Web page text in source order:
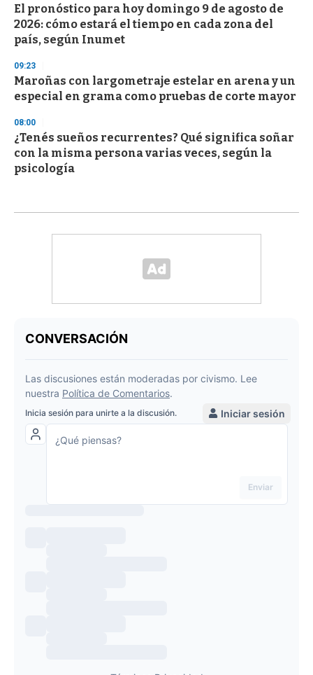
El pronóstico para hoy domingo 9 de agosto de
2026: cómo estará el tiempo en cada zona del
país, según Inumet
09:23
Maroñas con largometraje estelar en arena y un
especial en grama como pruebas de corte mayor
08:00
¿Tenés sueños recurrentes? Qué significa soñar
con la misma persona varias veces, según la
psicología